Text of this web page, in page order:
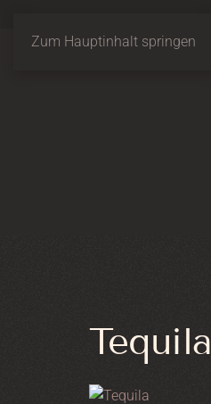
Zum Hauptinhalt springen
Tequila